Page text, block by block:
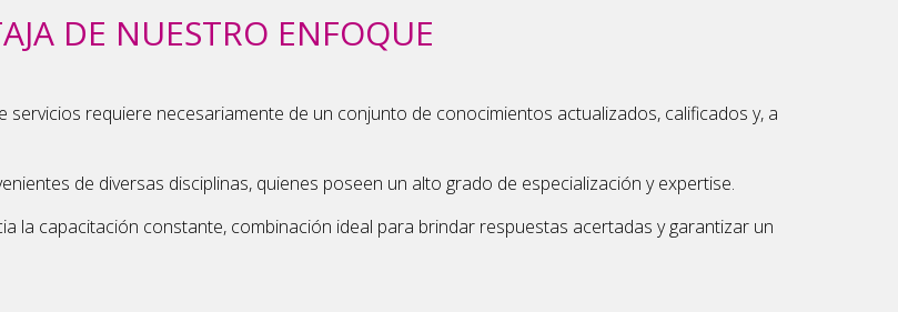
DE NUESTRO ENFOQUE
servicios requiere necesariamente de un conjunto de conocimientos actualizados, calificados y, a
de diversas disciplinas, quienes poseen un alto grado de especialización y expertise.
la capacitación constante, combinación ideal para brindar respuestas acertadas y garantizar un